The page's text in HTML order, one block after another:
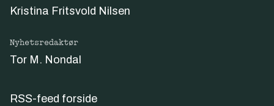
Kristina Fritsvold Nilsen
Nyhetsredaktør
Tor M. Nondal
RSS-feed forside